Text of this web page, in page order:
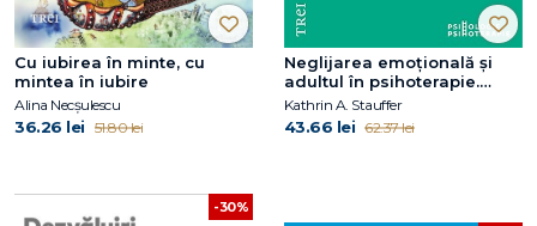
Cu iubirea în minte, cu
mintea în iubire
Alina Necșulescu
36.26 lei 51.80 lei
Neglijarea emoțională și
adultul în psihoterapie.
Consecințele de lungă
durată ale dezacordajului
timpuriu
Kathrin A. Stauffer
43.66 lei 62.37 lei
-30%